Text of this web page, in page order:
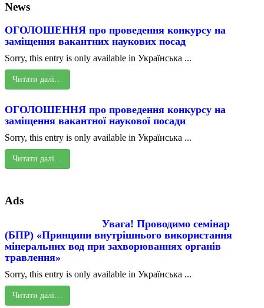
News
ОГОЛОШЕННЯ про проведення конкурсу на
заміщення вакантних наукових посад
Sorry, this entry is only available in Українська ...
Читати далі…
ОГОЛОШЕННЯ про проведення конкурсу на
заміщення вакантної наукової посади
Sorry, this entry is only available in Українська ...
Читати далі…
Ads
Увага! Проводимо семінар
(БПР) «Принципи внутрішнього використання
мінеральних вод при захворюваннях органів
травлення»
Sorry, this entry is only available in Українська ...
Читати далі…